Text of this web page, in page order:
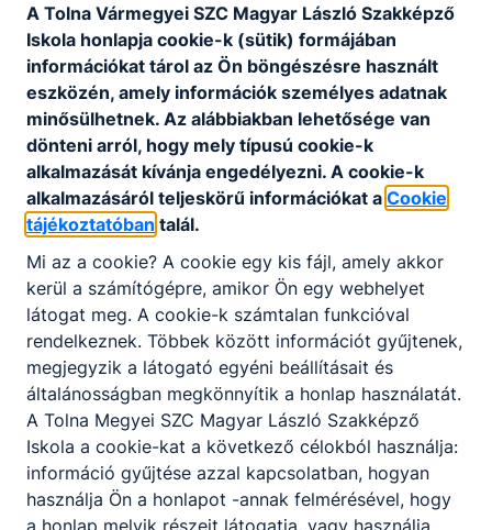
Tolna Vármegyei SZC Magyar László
Szakképző Iskola
Telefon: +36308298327
E-mail cím: titkarsag@magyarlaszlo.tmszc.hu
Székhely: 7020 Dunaföldvár, Templom u. 9.
Postacím : 7020 Dunaföldvár, Templom u. 9.
OM azonosító: 203054/019
A Tolna Vármegyei SZC Magyar László Szakképző
Iskola honlapja cookie-k (sütik) formájában
információkat tárol az Ön böngészésre használt
eszközén, amely információk személyes adatnak
minősülhetnek. Az alábbiakban lehetősége van
dönteni arról, hogy mely típusú cookie-k
alkalmazását kívánja engedélyezni. A cookie-k
alkalmazásáról teljeskörű információkat a Cookie
tájékoztatóban talál.
Mi az a cookie? A cookie egy kis fájl, amely akkor
kerül a számítógépre, amikor Ön egy webhelyet
látogat meg. A cookie-k számtalan funkcióval
rendelkeznek. Többek között információt gyűjtenek,
megjegyzik a látogató egyéni beállításait és
általánosságban megkönnyítik a honlap használatát.
A Tolna Megyei SZC Magyar László Szakképző
Iskola a cookie-kat a következő célokból használja:
információ gyűjtése azzal kapcsolatban, hogyan
használja Ön a honlapot -annak felmérésével, hogy
a honlap melyik részeit látogatja, vagy használja